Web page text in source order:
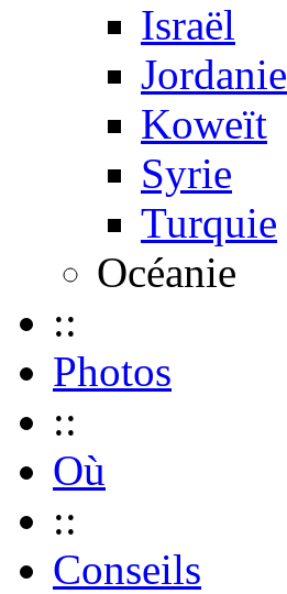
Israël
Jordanie
Koweït
Syrie
Turquie
Océanie
::
Photos
::
Où
::
Conseils